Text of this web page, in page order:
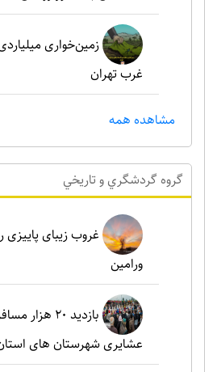
زمین‌خواری
غرب تهران
مشاهده همه
گروه گردشگري و تاريخي
غروب زیبای پاییزی
ورامین
بازدید ۲۰
عشایری شهرستان های